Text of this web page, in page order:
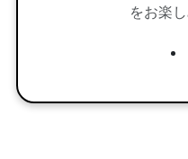
をお楽